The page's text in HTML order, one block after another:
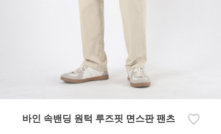
바인 속밴딩 원턱 루즈핏 면스판 팬츠